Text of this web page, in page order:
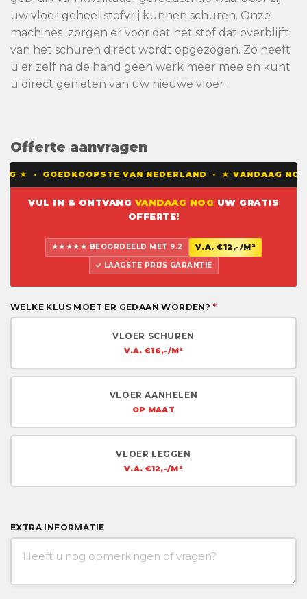
uw vloer geheel stofvrij kunnen schuren. Onze
machines zorgen er voor dat het stof dat overblijft
van het schuren direct wordt opgezogen. Zo heeft
u er zelf na de hand geen werk meer mee en kunt
u direct genieten van uw nieuwe vloer.
Offerte aanvragen
· GOEDKOOPSTE VAN NEDERLAND · ★ VANDAAG NOG
VUL IN & ONTVANG VANDAAG NOG UW GRATIS
OFFERTE!
★★★★★ BEOORDEELD MET 9.2 V.A. €12,-/M²
✓ LAAGSTE PRIJS GARANTIE
WELKE KLUS MOET ER GEDAAN WORDEN? *
VLOER SCHUREN
V.A. €16,-/M²
VLOER AANHELEN
OP MAAT
VLOER LEGGEN
V.A. €12,-/M²
EXTRA INFORMATIE